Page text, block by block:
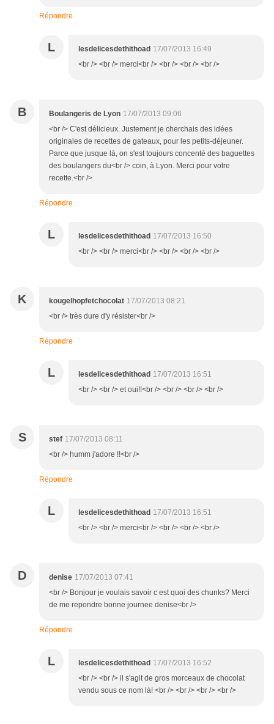
Répondre
L lesdelicesdethithoad 17/07/2013 16:49
<br /> <br /> merci<br /> <br /> <br /> <br />
B Boulangeris de Lyon 17/07/2013 09:06
<br /> C'est délicieux. Justement je cherchais des idées
originales de recettes de gateaux, pour les petits-déjeuner.
Parce que jusque là, on s'est toujours concenté des baguettes
des boulangers du<br /> coin, à Lyon. Merci pour votre
recette.<br />
Répondre
L lesdelicesdethithoad 17/07/2013 16:50
<br /> <br /> merci<br /> <br /> <br /> <br />
K kougelhopfetchocolat 17/07/2013 08:21
<br /> très dure d'y résister<br />
Répondre
L lesdelicesdethithoad 17/07/2013 16:51
<br /> <br /> et oui!!<br /> <br /> <br /> <br />
S stef 17/07/2013 08:11
<br /> humm j'adore !!<br />
Répondre
L lesdelicesdethithoad 17/07/2013 16:51
<br /> <br /> merci<br /> <br /> <br /> <br />
D denise 17/07/2013 07:41
<br /> Bonjour je voulais savoir c est quoi des chunks? Merci
de me repondre bonne journee denise<br />
Répondre
L lesdelicesdethithoad 17/07/2013 16:52
<br /> <br /> il s'agit de gros morceaux de chocolat
vendu sous ce nom là! <br /> <br /> <br /> <br />